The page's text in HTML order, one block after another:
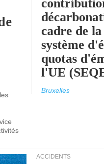
cadre de
système
quotas
l'UE
Bruxelles
ACCIDENTS